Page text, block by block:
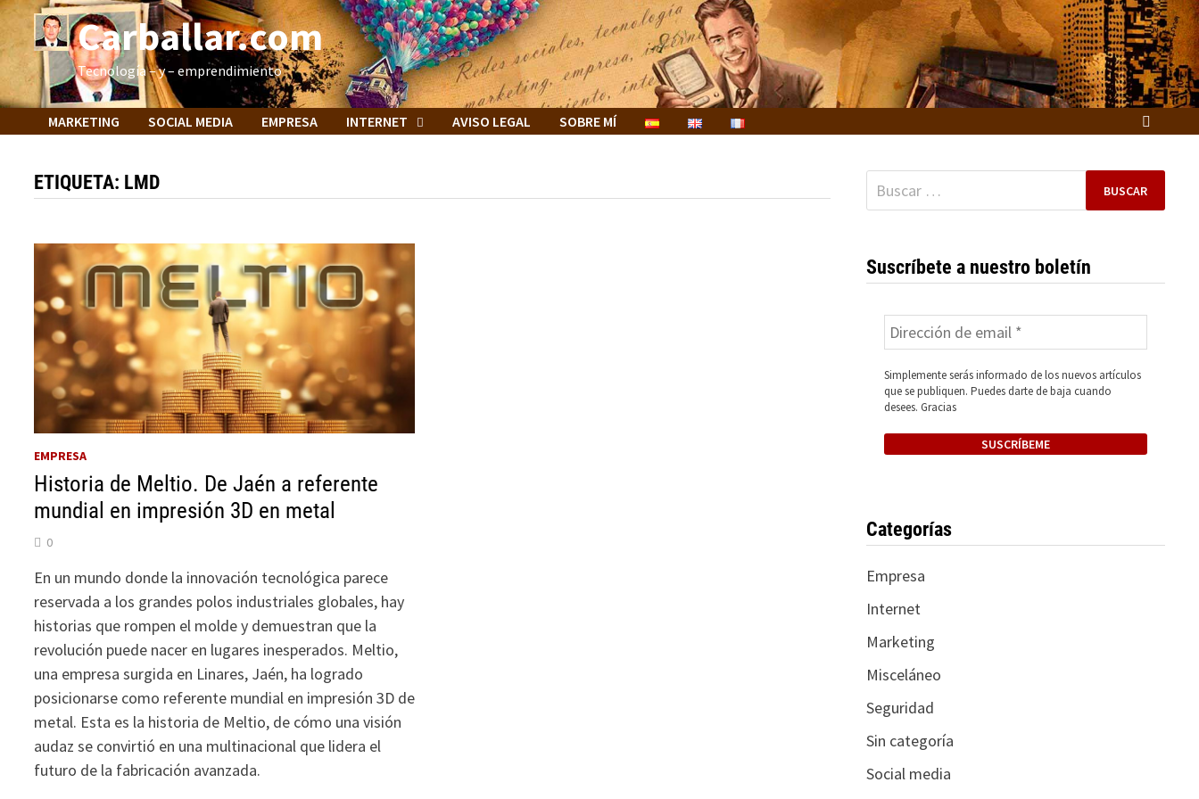
Saltar
contenido Carballar.com
Tecnología – y – emprendimiento
MARKETING SOCIAL MEDIA EMPRESA INTERNET AVISO LEGAL SOBRE MÍ
ETIQUETA: LMD
EMPRESA
Historia de Meltio. De Jaén a referente
mundial en impresión 3D en metal
0
En un mundo donde la innovación tecnológica parece
reservada a los grandes polos industriales globales, hay
historias que rompen el molde y demuestran que la
revolución puede nacer en lugares inesperados. Meltio,
una empresa surgida en Linares, Jaén, ha logrado
posicionarse como referente mundial en impresión 3D de
metal. Esta es la historia de Meltio, de cómo una visión
audaz se convirtió en una multinacional que lidera el
futuro de la fabricación avanzada.
Buscar:
Suscríbete a nuestro boletín
Simplemente serás informado de los nuevos artículos
que se publiquen. Puedes darte de baja cuando
desees. Gracias
Categorías
Empresa
Internet
Marketing
Misceláneo
Seguridad
Sin categoría
Social media